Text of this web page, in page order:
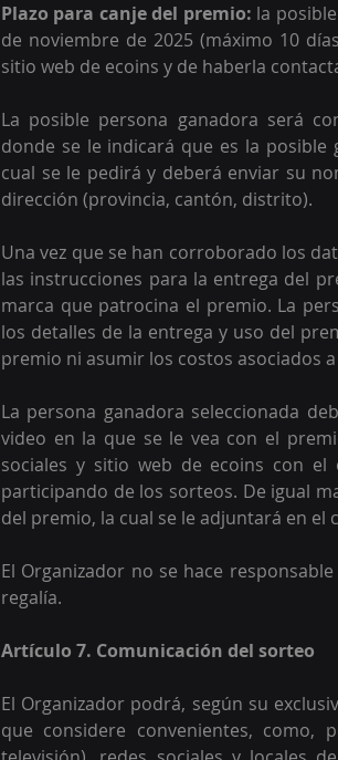
Plazo para canje del premio: la
de noviembre de 2025 (máximo 10
sitio web de ecoins y de haberla
La posible persona ganadora será
donde se le indicará que es la
cual se le pedirá y deberá enviar su
dirección (provincia, cantón, distrito).
Una vez que se han corroborado los
las instrucciones para la entrega del
marca que patrocina el premio. La
los detalles de la entrega y uso del
premio ni asumir los costos asociados
La persona ganadora seleccionada
video en la que se le vea con el
sociales y sitio web de ecoins con
participando de los sorteos. De igual
del premio, la cual se le adjuntará en el
El Organizador no se hace
regalía.
Artículo 7. Comunicación del sorteo
El Organizador podrá, según su
que considere convenientes, como,